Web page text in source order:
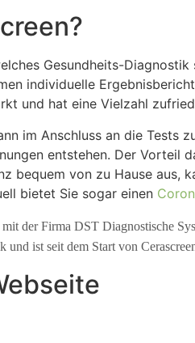
Gesundheits-
individuelle
und hat eine Vielzahl
im Anschluss an die Tests
entstehen. Der Vorteil
bequem von zu Hause aus,
bietet Sie sogar einen
mit der Firma DST Diagnostische
ist seit dem Start von